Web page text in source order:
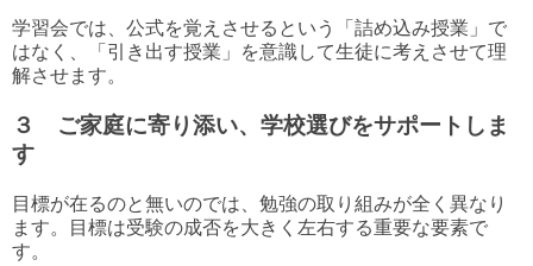
学習会では、公式を覚えさせるという「詰め込み授業」で
はなく、「引き出す授業」を意識して生徒に考えさせて理
解させます。
３ ご家庭に寄り添い、学校選びをサポートしま
す
目標が在るのと無いのでは、勉強の取り組みが全く異なり
ます。目標は受験の成否を大きく左右する重要な要素で
す。